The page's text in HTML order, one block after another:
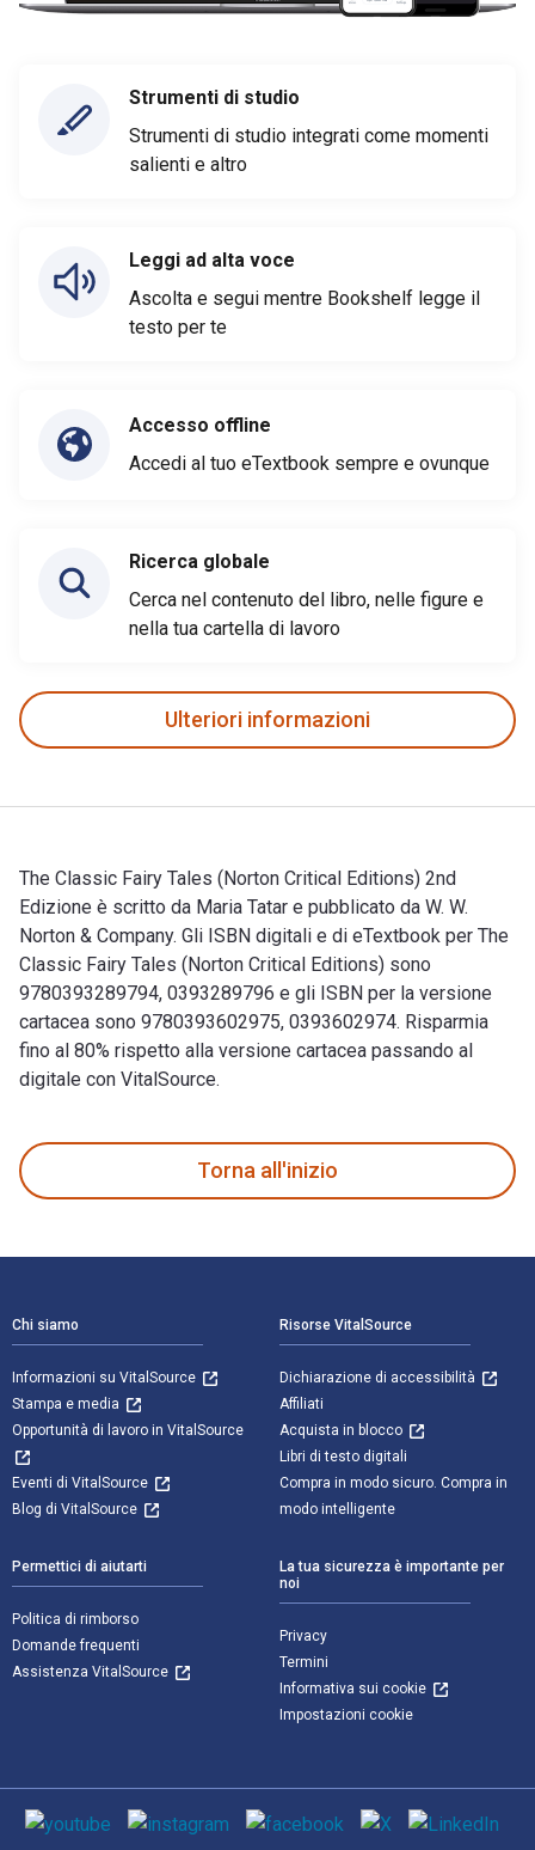
Strumenti di studio
Strumenti di studio integrati come momenti
salienti e altro
Leggi ad alta voce
Ascolta e segui mentre Bookshelf legge il
testo per te
Accesso offline
Accedi al tuo eTextbook sempre e ovunque
Ricerca globale
Cerca nel contenuto del libro, nelle figure e
nella tua cartella di lavoro
Ulteriori informazioni
The Classic Fairy Tales (Norton Critical Editions) 2nd
Edizione è scritto da Maria Tatar e pubblicato da W. W.
Norton & Company. Gli ISBN digitali e di eTextbook per The
Classic Fairy Tales (Norton Critical Editions) sono
9780393289794, 0393289796 e gli ISBN per la versione
cartacea sono 9780393602975, 0393602974. Risparmia
fino al 80% rispetto alla versione cartacea passando al
digitale con VitalSource.
Torna all'inizio
Chi siamo
Informazioni su VitalSource
Stampa e media
Opportunità di lavoro in VitalSource
Eventi di VitalSource
Blog di VitalSource
Risorse VitalSource
Dichiarazione di accessibilità
Affiliati
Acquista in blocco
Libri di testo digitali
Compra in modo sicuro. Compra in
modo intelligente
Permettici di aiutarti
Politica di rimborso
Domande frequenti
Assistenza VitalSource
La tua sicurezza è importante per
noi
Privacy
Termini
Informativa sui cookie
Impostazioni cookie
Mezzi sociali